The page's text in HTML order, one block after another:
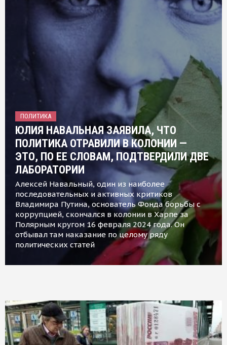
ПОЛИТИКА
ЮЛИЯ НАВАЛЬНАЯ ЗАЯВИЛА, ЧТО
ПОЛИТИКА ОТРАВИЛИ В КОЛОНИИ —
ЭТО, ПО ЕЕ СЛОВАМ, ПОДТВЕРДИЛИ ДВЕ
ЛАБОРАТОРИИ
Алексей Навальный, один из наиболее
последовательных и активных критиков
Владимира Путина, основатель Фонда борьбы с
коррупцией, скончался в колонии в Харпе за
Полярным кругом 16 февраля 2024 года. Он
отбывал там наказание по целому ряду
политических статей